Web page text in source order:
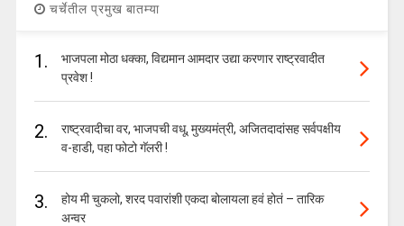
चर्चेतील प्रमुख बातम्या
1.
भाजपला मोठा धक्का, विद्यमान आमदार उद्या करणार राष्ट्रवादीत
प्रवेश !
2.
राष्ट्रवादीचा वर, भाजपची वधू, मुख्यमंत्री, अजितदादांसह सर्वपक्षीय
व-हाडी, पहा फोटो गॅलरी !
3.
होय मी चुकलो, शरद पवारांशी एकदा बोलायला हवं होतं – तारिक
अन्वर